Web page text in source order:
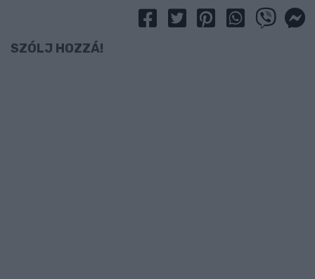
SZÓLJ HOZZÁ!